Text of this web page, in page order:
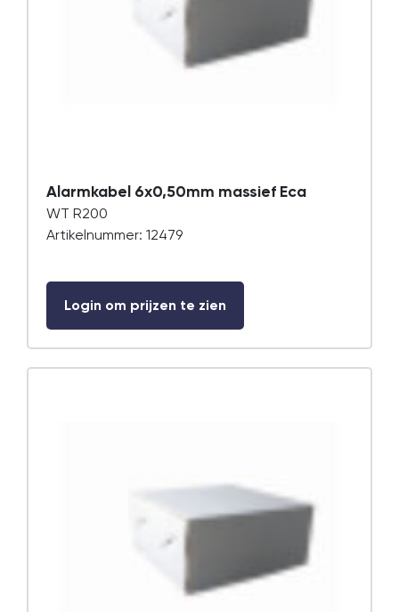
Alarmkabel 6x0,50mm massief Eca
WT R200
Artikelnummer: 12479
Login om prijzen te zien